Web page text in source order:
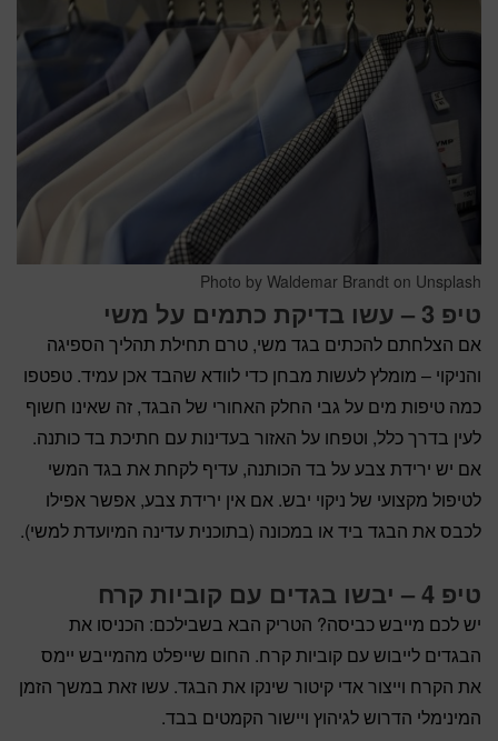
Photo by Waldemar Brandt on Unsplash
טיפ 3 – עשו בדיקת כתמים על משי
אם הצלחתם להכתים בגד משי, טרם תחילת תהליך הספיגה
והניקוי – מומלץ לעשות מבחן כדי לוודא שהבד אכן עמיד. טפטפו
כמה טיפות מים על גבי החלק האחורי של הבגד, זה שאינו חשוף
לעין בדרך כלל, וטפחו על האזור בעדינות עם חתיכת בד כותנה.
אם יש ירידת צבע על בד הכותנה, עדיף לקחת את בגד המשי
לטיפול מקצועי של ניקוי יבש. אם אין ירידת צבע, אפשר אפילו
לכבס את הבגד ביד או במכונה (בתוכנית עדינה המיועדת למשי).
טיפ 4 – יבשו בגדים עם קוביות קרח
יש לכם מייבש כביסה? הטריק הבא בשבילכם: הכניסו את
הבגדים לייבוש עם קוביות קרח. החום שייפלט מהמייבש יימס
את הקרח וייצור אדי קיטור שינקו את הבגד. עשו זאת במשך הזמן
המינימלי הדרוש לגיהוץ ויישור הקמטים בבד.